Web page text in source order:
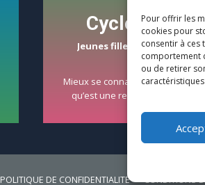
Pour offrir les
cookies pour
consentir à ces
comportement
ou de retirer
CycloCoeur
Jeunes filles de 15 à 18 ans
Mieux se connaître et réfléchir à
qu’est une relation amoureuse
POLITIQUE DE CONFIDENTIALITÉ CONDITIONS